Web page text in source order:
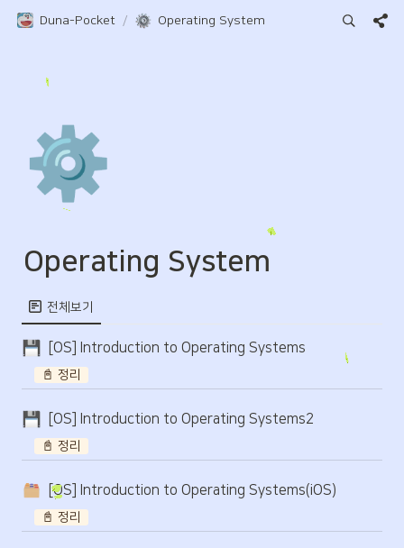
Duna-Pocket / Operating System
⚙️
Operating System
전체보기
[OS] Introduction to Operating Systems
📓 정리
[OS] Introduction to Operating Systems2
📓 정리
[OS] Introduction to Operating Systems(iOS)
📓 정리